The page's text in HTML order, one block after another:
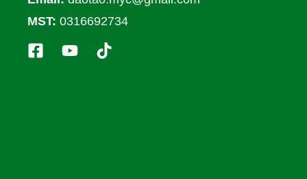
MST: 0316692734